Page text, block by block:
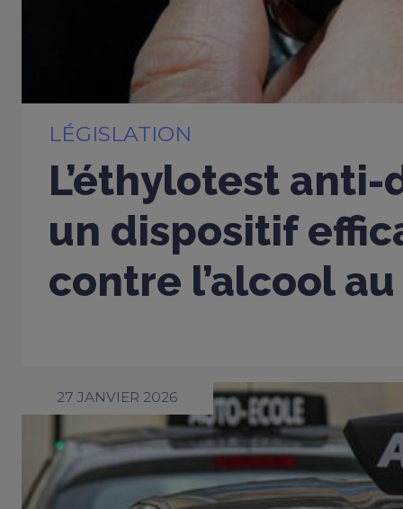
LÉGISLATION
L’éthylotest
un dispositif
contre l’alcool
27 JANVIER 2026